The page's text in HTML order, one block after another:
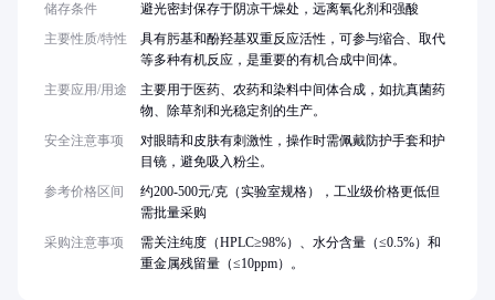
储存条件
避光密封保存于阴凉干燥处，远离氧化剂和强酸
主要性质/特性
具有肟基和酚羟基双重反应活性，可参与缩合、取代
等多种有机反应，是重要的有机合成中间体。
主要应用/用途
主要用于医药、农药和染料中间体合成，如抗真菌药
物、除草剂和光稳定剂的生产。
安全注意事项
对眼睛和皮肤有刺激性，操作时需佩戴防护手套和护
目镜，避免吸入粉尘。
参考价格区间
约200-500元/克（实验室规格），工业级价格更低但
需批量采购
采购注意事项
需关注纯度（HPLC≥98%）、水分含量（≤0.5%）和
重金属残留量（≤10ppm）。